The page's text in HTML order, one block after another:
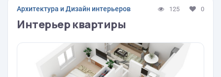
Архитектура и Дизайн интерьеров 125 0
Интерьер квартиры